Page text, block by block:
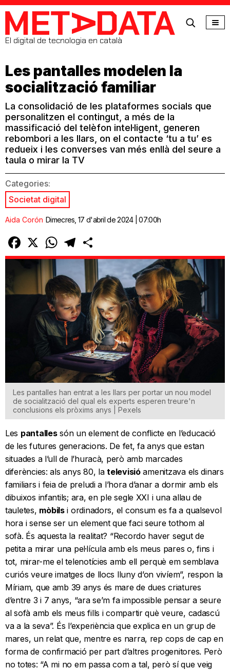
MetaData
El digital de tecnologia en català
Les pantalles modelen la
socialització familiar
La consolidació de les plataformes socials que
personalitzen el contingut, a més de la
massificació del telèfon intel·ligent, generen
rebombori a les llars, on el contacte ‘tu a tu’ es
redueix i les converses van més enllà del seure a
taula o mirar la TV
Categories:
Societat digital
Aida Corón Dimecres, 17 d'abril de 2024 | 07:00h
Facebook
X WhatsAppTelegram
Les pantalles han entrat a les llars per portar un nou model
de socialització del qual els experts esperen treure'n
conclusions els pròxims anys | Pexels
Les pantallessón un element de conflicte en l’educació
de les futures generacions. De fet, fa anys que estan
situades a l’ull de l’huracà, però amb marcades
diferències: als anys 80, latelevisióamenitzava els dinars
familiars i feia de preludi a l’hora d’anar a dormir amb els
dibuixos infantils; ara, en ple segle XXI i una allau de
tauletes, mòbilsi ordinadors, el consum es fa a qualsevol
hora i sense ser un element que faci seure tothom al
sofà. És aquesta la realitat? “Recordo haver segut de
petita a mirar una pel·lícula amb els meus pares o, fins i
tot, mirar-me el telenotícies amb ell perquè em semblava
curiós veure imatges de llocs lluny d’on vivíem”, respon la
Míriam, que amb 39 anys és mare de dues criatures
d’entre 3 i 7 anys, “ara se’m fa impossible pensar a seure
al sofà amb els meus fills i compartir què veure, cadascú
va a la seva”. És l’experiència que explica en un grup de
mares, un relat que, mentre es narra, rep cops de cap en
forma de confirmació per part d’altres progenitores. Però
no totes: “A mi no em passa com a tal, però sí que veig